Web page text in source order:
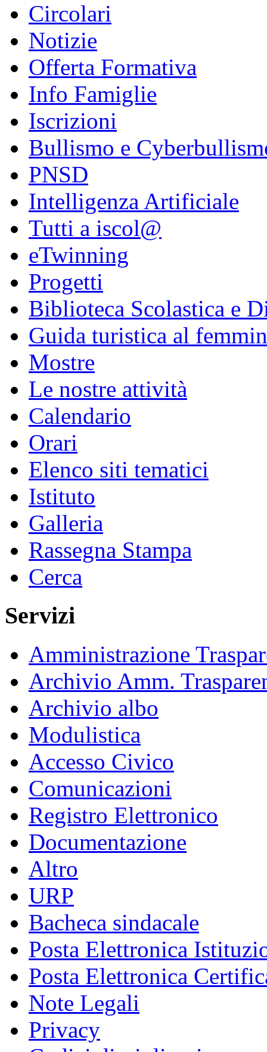
Circolari
Notizie
Offerta Formativa
Info Famiglie
Iscrizioni
Bullismo e
PNSD
Intelligenza Artificiale
Tutti a iscol@
eTwinning
Progetti
Biblioteca Scolastica e
Guida turistica al
Mostre
Le nostre attività
Calendario
Orari
Elenco siti tematici
Istituto
Galleria
Rassegna Stampa
Cerca
Servizi
Amministrazione
Archivio Amm.
Archivio albo
Modulistica
Accesso Civico
Comunicazioni
Registro Elettronico
Documentazione
Altro
URP
Bacheca sindacale
Posta Elettronica
Posta Elettronica
Note Legali
Privacy